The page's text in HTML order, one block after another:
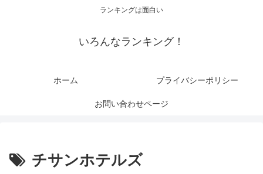
ランキングは面白い
いろんなランキング！
ホーム プライバシーポリシー
お問い合わせページ
チサンホテルズ